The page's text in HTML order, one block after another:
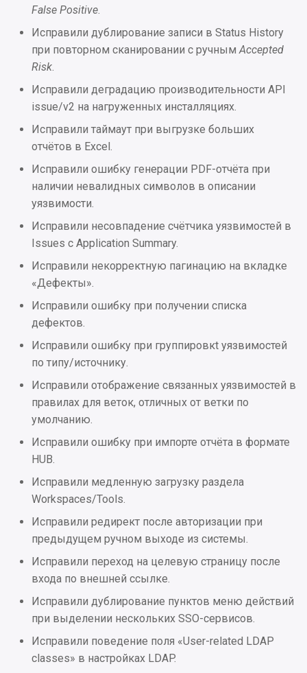
2025.1.3
Интеграции
Улучшения
2025.1.2
Интеграции
Улучшения
Исправления
2025.1.1
Интеграции
Исправления
2024.4.1
Интеграции
Улучшения
Исправления
Проблемы безопасности
2024.3.2
Интеграции
Улучшения
Исправления
Конфигурационный файл
metrics .env
Приложение 21.
Конфигурационный файл
metrics superset_config.py
Конфигурационный файл
nginx.conf
Приложение 23.
Конфигурационный файл
False Positive
Исправили дублирование записи в Status History
при повторном сканировании с ручным Accepted
Risk
Исправили деградацию производительности API
issue/v2 на нагруженных инсталляциях.
Исправили таймаут при выгрузке больших
отчётов в Excel.
Исправили ошибку генерации PDF-отчёта при
наличии невалидных символов в описании
уязвимости.
Исправили несовпадение счётчика уязвимостей в
Issues с Application Summary.
Исправили некорректную пагинацию на вкладке
«Дефекты».
Исправили ошибку при получении списка
дефектов.
Исправили ошибку при группировкt уязвимостей
по типу/источнику.
Исправили отображение связанных уязвимостей в
правилах для веток, отличных от ветки по
умолчанию.
Исправили ошибку при импорте отчёта в формате
HUB.
Исправили медленную загрузку раздела
Workspaces/Tools.
Исправили редирект после авторизации при
предыдущем ручном выходе из системы.
Исправили переход на целевую страницу после
входа по внешней ссылке.
Исправили дублирование пунктов меню действий
при выделении нескольких SSO-сервисов.
Исправили поведение поля «User-related LDAP
classes» в настройках LDAP.